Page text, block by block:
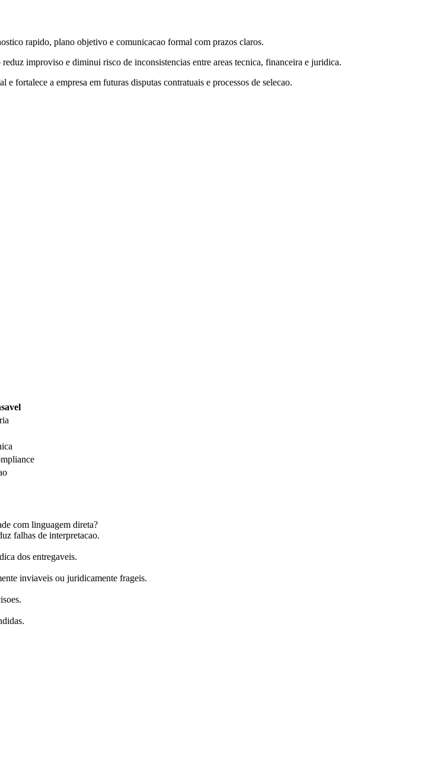
rapido, plano objetivo e comunicacao formal com prazos claros.
improviso e diminui risco de inconsistencias entre areas tecnica, financeira e juridica.
fortalece a empresa em futuras disputas contratuais e processos de selecao.
com linguagem direta?
falhas de interpretacao.
dos entregaveis.
inviaveis ou juridicamente frageis.